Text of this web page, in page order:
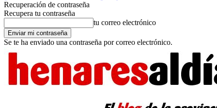
Recuperación de contraseña
Recupera tu contraseña
tu correo electrónico
Se te ha enviado una contraseña por correo electrónico.